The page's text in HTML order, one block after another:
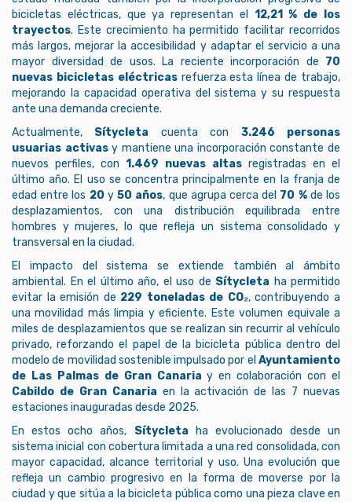
bicicletas eléctricas, que ya representan el 12,21 % de los
trayectos. Este crecimiento ha permitido facilitar recorridos
más largos, mejorar la accesibilidad y adaptar el servicio a una
mayor diversidad de usos. La reciente incorporación de 70
nuevas bicicletas eléctricasrefuerza esta línea de trabajo,
mejorando la capacidad operativa del sistema y su respuesta
ante una demanda creciente.
Actualmente, Sítycleta cuenta con 3.246 personas
usuarias activasy mantiene una incorporación constante de
nuevos perfiles, con 1.469 nuevas altas registradas en el
último año. El uso se concentra principalmente en la franja de
edad entre los 20 y50 años, que agrupa cerca del 70 %de los
desplazamientos, con una distribución equilibrada entre
hombres y mujeres, lo que refleja un sistema consolidado y
transversal en la ciudad.
El impacto del sistema se extiende también al ámbito
ambiental. En el último año, el uso de Sítycleta ha permitido
evitar la emisión de 229 toneladas de CO₂, contribuyendo a
una movilidad más limpia y eficiente. Este volumen equivale a
miles de desplazamientos que se realizan sin recurrir al vehículo
privado, reforzando el papel de la bicicleta pública dentro del
modelo de movilidad sostenible impulsado por el Ayuntamiento
de Las Palmas de Gran Canaria y en colaboración con el
Cabildo de Gran Canaria en la activación de las 7 nuevas
estaciones inauguradas desde 2025.
En estos ocho años, Sítycleta
ha evolucionado desde un
sistema inicial con cobertura limitada a una red consolidada, con
mayor capacidad, alcance territorial y uso. Una evolución que
refleja un cambio progresivo en la forma de moverse por la
ciudad y que sitúa a la bicicleta pública como una pieza clave en